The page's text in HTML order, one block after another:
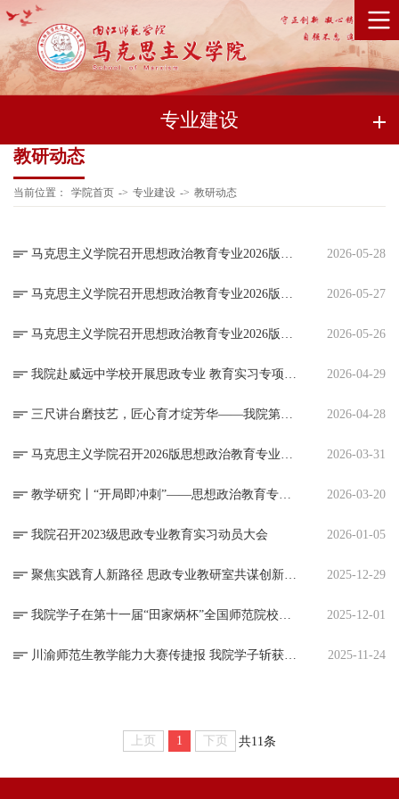
专业建设
教研动态
当前位置： 学院首页 -> 专业建设 -> 教研动态
马克思主义学院召开思想政治教育专业2026版本科人才培养方案修订第三场论证会 2026-05-28
马克思主义学院召开思想政治教育专业2026版本科人才培养方案修订第二场论证会 2026-05-27
马克思主义学院召开思想政治教育专业2026版本科人才培养方案修订第一场论证会 2026-05-26
我院赴威远中学校开展思政专业 教育实习专项检查和调研 2026-04-29
三尺讲台磨技艺，匠心育才绽芳华——我院第一届师范生技能大赛圆满落幕 2026-04-28
马克思主义学院召开2026版思想政治教育专业人才培养方案修订推进会 2026-03-31
教学研究丨“开局即冲刺”——思想政治教育专业教研室新学期教学规范与创新研讨会（3月） 2026-03-20
我院召开2023级思政专业教育实习动员大会 2026-01-05
聚焦实践育人新路径 思政专业教研室共谋创新发展 2025-12-29
我院学子在第十一届“田家炳杯”全国师范院校师范生教学技能竞赛中斩获一等奖 2025-12-01
川渝师范生教学能力大赛传捷报 我院学子斩获佳绩彰显育人成效 2025-11-24
上页 1 下页 共11条